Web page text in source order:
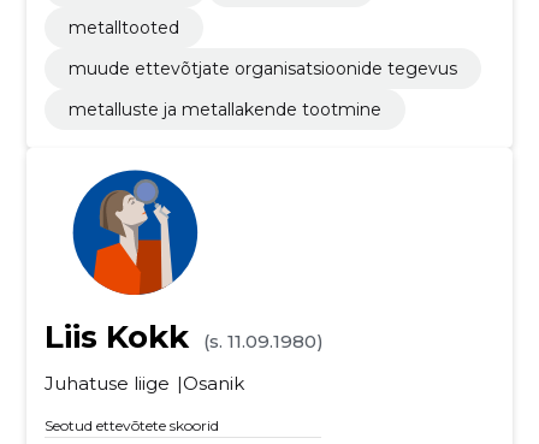
metalltooted
muude ettevõtjate organisatsioonide tegevus
metalluste ja metallakende tootmine
Liis Kokk
(s. 11.09.1980)
Juhatuse liige
Osanik
Seotud ettevõtete skoorid